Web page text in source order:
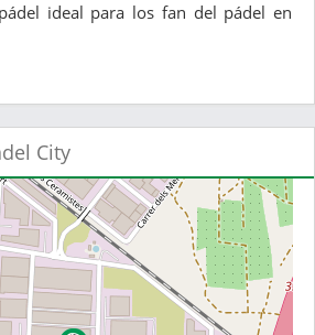
ideal para los fan del pádel en
City